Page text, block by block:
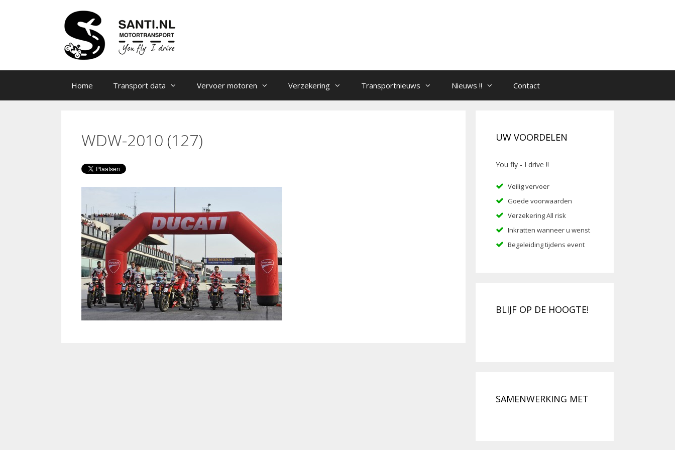
Home Transport data Vervoer motoren Verzekering Transportnieuws Nieuws !! Contact
WDW-2010 (127) UW VOORDELEN
You fly - I drive !!
Veilig vervoer
Goede voorwaarden
Verzekering All risk
Inkratten wanneer u wenst
Begeleiding tijdens event
BLIJF OP DE HOOGTE!
SAMENWERKING MET